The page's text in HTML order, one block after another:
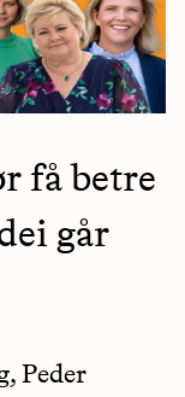
få betre
går
Peder